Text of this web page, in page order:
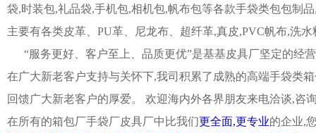
袋,时装包,礼品袋,手机包,相机包,帆布包等各款手袋类包包制
主要有各类皮革、PU革、尼龙布、超纤革,真皮,PVC帆布,洗
“服务更好、客户至上、品质更优”是基基皮具厂坚定的经
在广大新老客户支持与关怀下,我司积累了成熟的高端手袋类
回馈广大新老客户的厚爱。 欢迎海内外各界朋友来电洽谈,咨
在所有的箱包厂手袋厂皮具厂中比我们更全面,更专业的企业,